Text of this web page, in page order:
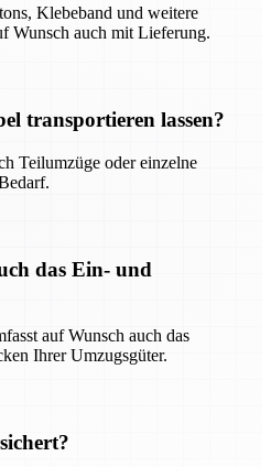
Klebeband und weitere
Wunsch auch mit Lieferung.
transportieren lassen?
Teilumzüge oder einzelne
das Ein- und
auf Wunsch auch das
Ihrer Umzugsgüter.